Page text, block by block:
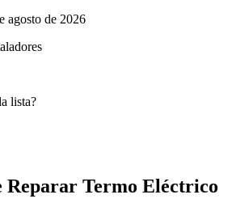
agosto de 2026
lista?
Reparar Termo Eléctrico